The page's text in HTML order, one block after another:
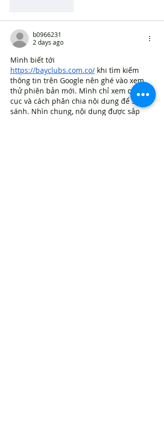
b0966231
2 days ago
Mình biết tới
https://bayclubs.com.co/ khi tìm kiếm
thông tin trên Google nên ghé vào xem
thử phiên bản mới. Mình chỉ xem qua bố
cục và cách phân chia nội dung để so
sánh. Nhìn chung, nội dung được sắp